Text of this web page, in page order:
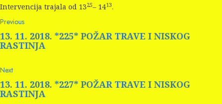
Intervencija trajala od 1325– 1413.
Continue
Reading
PreviousPrevious
post:
13. 11. 2018. *225* POŽAR TRAVE I NISKOG
RASTINJA
NextNext
post:
13. 11. 2018. *227* POŽAR TRAVE I NISKOG
RASTINJA